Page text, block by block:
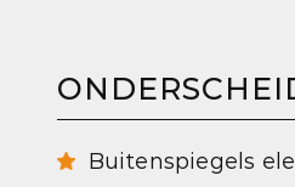
Buitenspiegels